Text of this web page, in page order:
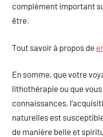
complément important
être.
Tout savoir à propos de
En somme, que votre
lithothérapie ou que
connaissances,
naturelles est
de manière belle et